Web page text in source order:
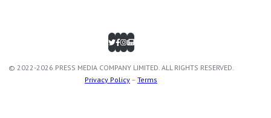
© 2022-2026 PRESS MEDIA COMPANY LIMITED. ALL RIGHTS RESERVED.
Privacy Policy – Terms